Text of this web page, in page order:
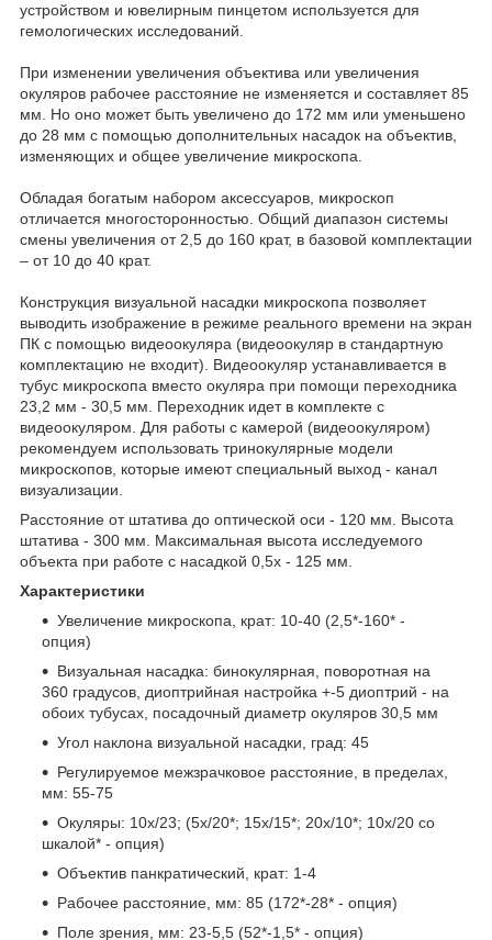
устройством и ювелирным пинцетом используется для
гемологических исследований.
При изменении увеличения объектива или увеличения
окуляров рабочее расстояние не изменяется и составляет 85
мм. Но оно может быть увеличено до 172 мм или уменьшено
до 28 мм с помощью дополнительных насадок на объектив,
изменяющих и общее увеличение микроскопа.
Обладая богатым набором аксессуаров, микроскоп
отличается многосторонностью. Общий диапазон системы
смены увеличения от 2,5 до 160 крат, в базовой комплектации
– от 10 до 40 крат.
Конструкция визуальной насадки микроскопа позволяет
выводить изображение в режиме реального времени на экран
ПК с помощью видеоокуляра (видеоокуляр в стандартную
комплектацию не входит). Видеоокуляр устанавливается в
тубус микроскопа вместо окуляра при помощи переходника
23,2 мм - 30,5 мм. Переходник идет в комплекте с
видеоокуляром. Для работы с камерой (видеоокуляром)
рекомендуем использовать тринокулярные модели
микроскопов, которые имеют специальный выход - канал
визуализации.
Расстояние от штатива до оптической оси - 120 мм. Высота
штатива - 300 мм. Максимальная высота исследуемого
объекта при работе с насадкой 0,5х - 125 мм.
Характеристики
Увеличение микроскопа, крат: 10-40 (2,5*-160* -
опция)
Визуальная насадка: бинокулярная, поворотная на
360 градусов, диоптрийная настройка +-5 диоптрий - на
обоих тубусах, посадочный диаметр окуляров 30,5 мм
Угол наклона визуальной насадки, град: 45
Регулируемое межзрачковое расстояние, в пределах,
мм: 55-75
Окуляры: 10х/23; (5х/20*; 15х/15*; 20х/10*; 10х/20 со
шкалой* - опция)
Объектив панкратический, крат: 1-4
Рабочее расстояние, мм: 85 (172*-28* - опция)
Поле зрения, мм: 23-5,5 (52*-1,5* - опция)